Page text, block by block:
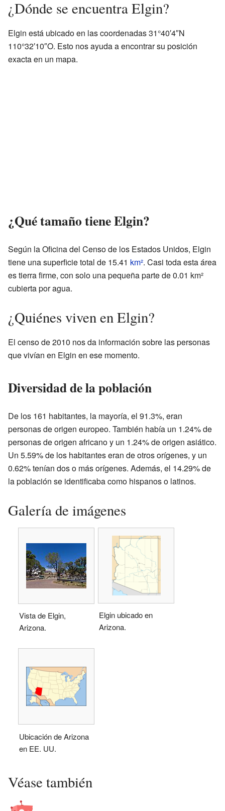
¿Dónde se encuentra Elgin?
Elgin está ubicado en las coordenadas 31°40′4″N
110°32′10″O. Esto nos ayuda a encontrar su posición
exacta en un mapa.
¿Qué tamaño tiene Elgin?
Según la Oficina del Censo de los Estados Unidos, Elgin
tiene una superficie total de 15.41 km². Casi toda esta área
es tierra firme, con solo una pequeña parte de 0.01 km²
cubierta por agua.
¿Quiénes viven en Elgin?
El censo de 2010 nos da información sobre las personas
que vivían en Elgin en ese momento.
Diversidad de la población
De los 161 habitantes, la mayoría, el 91.3%, eran
personas de origen europeo. También había un 1.24% de
personas de origen africano y un 1.24% de origen asiático.
Un 5.59% de los habitantes eran de otros orígenes, y un
0.62% tenían dos o más orígenes. Además, el 14.29% de
la población se identificaba como hispanos o latinos.
Galería de imágenes
Vista de Elgin,
Arizona.
Elgin ubicado en
Arizona.
Ubicación de Arizona
en EE. UU.
Véase también